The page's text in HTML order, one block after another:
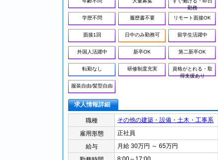
勤務
学歴不問
履歴書不要 リモート面接OK
面接1回 日中のみ勤務可 留学生活躍中
外国人活躍中 新卒OK 第二新卒OK
転勤なし 研修制度充実
資格がとれる・取
得支援あり
服装自由/髪型自由
求人情報詳細
職種
その他の建築・設備・土木・工事系
雇用形態
正社員
給与
月給 30万円 ～ 65万円